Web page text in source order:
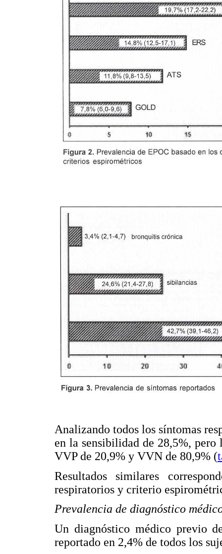
Analizando todos los síntomas
en la sensibilidad de 28,5%,
VVP de 20,9% y VVN de 80,9% (
Resultados similares
respiratorios y criterio
Prevalencia de diagnóstico
Un diagnóstico médico previo
reportado en 2,4% de todos los